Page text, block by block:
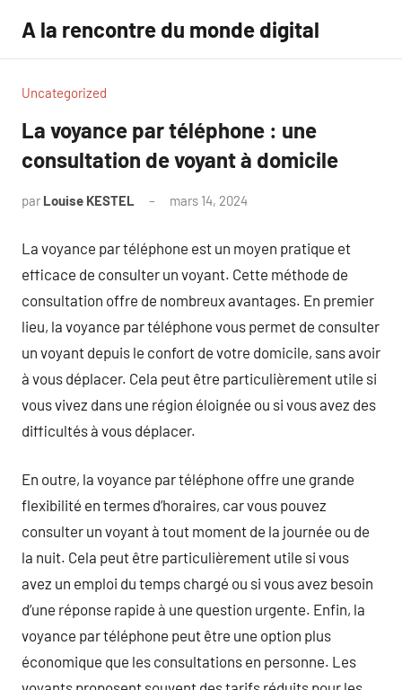
contenu
A la rencontre du monde digital
Uncategorized
La voyance par téléphone : une
consultation de voyant à domicile
par Louise KESTEL mars 14, 2024
La voyance par téléphone est un moyen pratique et
efficace de consulter un voyant. Cette méthode de
consultation offre de nombreux avantages. En premier
lieu, la voyance par téléphone vous permet de consulter
un voyant depuis le confort de votre domicile, sans avoir
à vous déplacer. Cela peut être particulièrement utile si
vous vivez dans une région éloignée ou si vous avez des
difficultés à vous déplacer.
En outre, la voyance par téléphone offre une grande
flexibilité en termes d’horaires, car vous pouvez
consulter un voyant à tout moment de la journée ou de
la nuit. Cela peut être particulièrement utile si vous
avez un emploi du temps chargé ou si vous avez besoin
d’une réponse rapide à une question urgente. Enfin, la
voyance par téléphone peut être une option plus
économique que les consultations en personne. Les